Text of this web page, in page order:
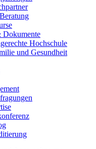
Hochschule
und Gesundheit